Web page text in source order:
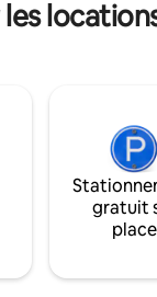
gratuit
place